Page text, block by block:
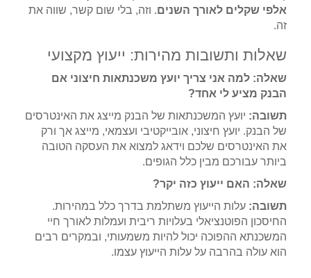
אלפי שקלים לאורך השנים. וזה, בלי שום קשר, שווה את
זה.
שאלות ותשובות מהירות: ייעוץ מקצועי
שאלה: למה אני צריך יועץ משכנתאות חיצוני אם
הבנק מציע לי אחד?
תשובה: יועץ המשכנתאות של הבנק מייצג את האינטרסים
של הבנק. יועץ חיצוני, אובייקטיבי ועצמאי, מייצג אך ורק
את האינטרסים שלכם וידאג למצוא את העסקה הטובה
ביותר עבורכם מבין כלל הגופים.
שאלה: האם ייעוץ כזה יקר?
תשובה: עלות הייעוץ משתלמת בדרך כלל במהירות.
החיסכון הפוטנציאלי בעלויות ריבית ועמלות לאורך חיי
המשכנתא ההפוכה יכול להיות משמעותי, ובמקרים רבים
הוא עולה בהרבה על עלות הייעוץ עצמו.